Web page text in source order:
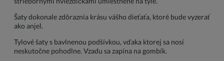
Šaty dokonale zdôraznia krásu vášho dieťaťa, ktoré bude vyzerať
ako anjel.
Tylové šaty s bavlnenou podšívkou, vďaka ktorej sa nosí
neskutočne pohodlne. Vzadu sa zapína na gombík.